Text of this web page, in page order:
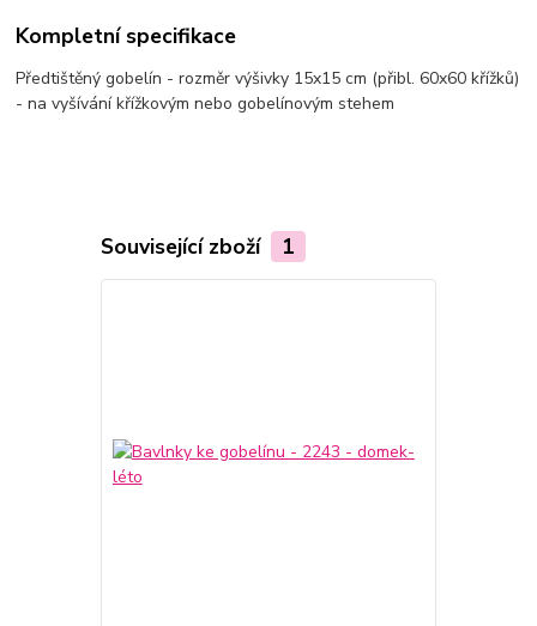
Kompletní specifikace
Předtištěný gobelín - rozměr výšivky 15x15 cm (přibl. 60x60 křížků)
- na vyšívání křížkovým nebo gobelínovým stehem
Související zboží 1